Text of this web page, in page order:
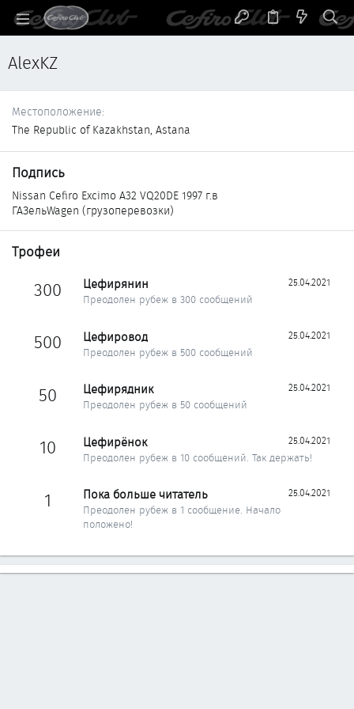
AlexKZ
Местоположение
The Republic of Kazakhstan, Astana
Подпись
Nissan Cefiro Excimo A32 VQ20DE 1997 г.в
ГАЗельWagen (грузоперевозки)
Трофеи
300 25.04.2021
Цефирянин
Преодолен рубеж в 300 сообщений
500 25.04.2021
Цефировод
Преодолен рубеж в 500 сообщений
50 25.04.2021
Цефирядник
Преодолен рубеж в 50 сообщений
10 25.04.2021
Цефирёнок
Преодолен рубеж в 10 сообщений. Так держать!
1 25.04.2021
Пока больше читатель
Преодолен рубеж в 1 сообщение. Начало
положено!